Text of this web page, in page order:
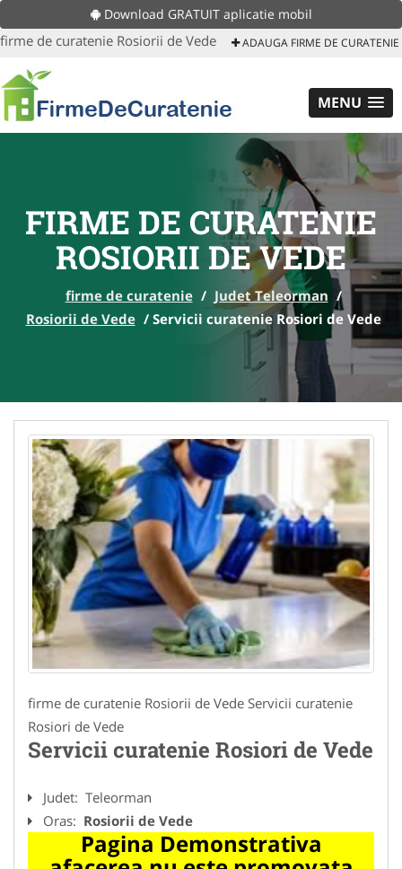
Download GRATUIT aplicatie mobil
firme de curatenie Rosiorii de Vede ADAUGA FIRME DE CURATENIE
MENU
FIRME DE CURATENIE
ROSIORII DE VEDE
firme de curatenie / Judet Teleorman /
Rosiorii de Vede / Servicii curatenie Rosiori de Vede
firme de curatenie Rosiorii de Vede Servicii curatenie
Rosiori de Vede
Servicii curatenie Rosiori de Vede
Judet: Teleorman
Oras: Rosiorii de Vede
Pagina Demonstrativa